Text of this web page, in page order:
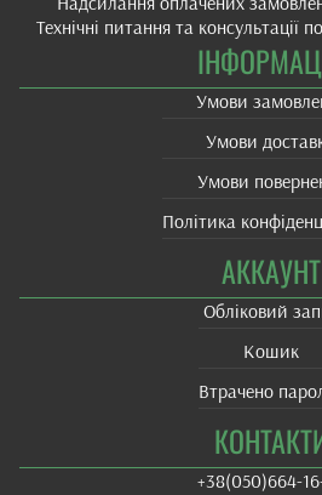
Технічні питання та консультації
Умови
Умови
Умови
Політика
АККАУНТ
Обліковий
Кошик
Втрачено
+38(‎050)664-